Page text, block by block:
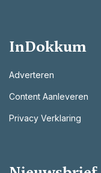
InDokkum
Adverteren
Content Aanleveren
Privacy Verklaring